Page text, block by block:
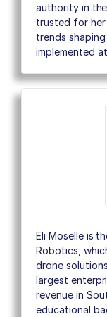
authority in
trusted for
trends
implemented
Eli Moselle is
Robotics,
drone
largest
revenue in
educational